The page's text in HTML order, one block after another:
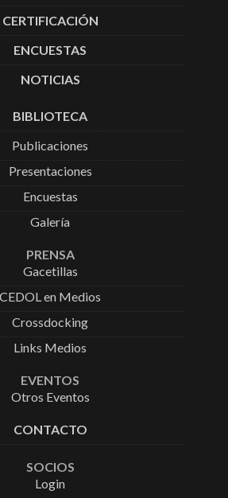
CERTIFICACIÓN
ENCUESTAS
NOTICIAS
BIBLIOTECA
Publicaciones
Presentaciones
Encuestas
Galería
PRENSA
Gacetillas
CEDOL en Medios
Crossdocking
Links Medios
EVENTOS
Otros Eventos
CONTACTO
SOCIOS
Login